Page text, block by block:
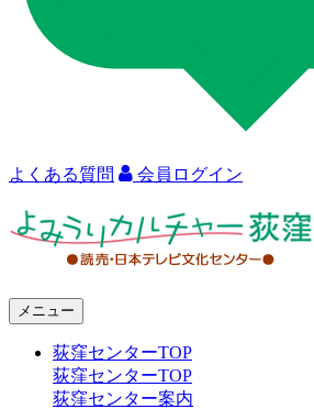
よくある質問 会員ログイン
メニュー
荻窪センターTOP
荻窪センターTOP
荻窪センター案内